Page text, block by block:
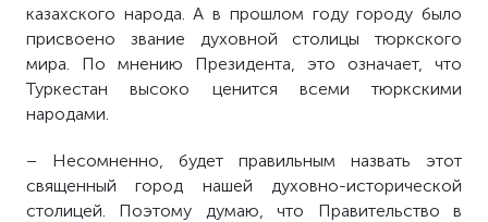
казахского народа. А в прошлом году городу было
присвоено звание духовной столицы тюркского
мира. По мнению Президента, это означает, что
Туркестан высоко ценится всеми тюркскими
народами.
– Несомненно, будет правильным назвать этот
священный город нашей духовно-исторической
столицей. Поэтому думаю, что Правительство в